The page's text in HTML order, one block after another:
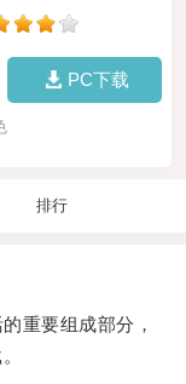
PC下载
排行
重要组成部分，